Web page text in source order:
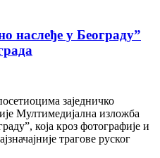
наслеђе у Београду”
заједничко
Мултимедијална изложба
која кроз фотографије и
трагове руског